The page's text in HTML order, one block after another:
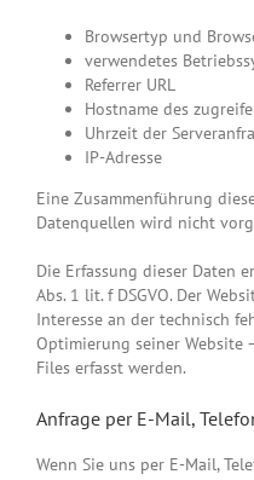
Browsertyp und
verwendetes
Referrer URL
Hostname des
Uhrzeit der
IP-Adresse
Eine Zusammenführung
Datenquellen wird nicht
Die Erfassung dieser Daten
Abs. 1 lit. f DSGVO. Der
Interesse an der technisch
Optimierung seiner Website
Files erfasst werden.
Anfrage per E-Mail,
Wenn Sie uns per E-Mail,